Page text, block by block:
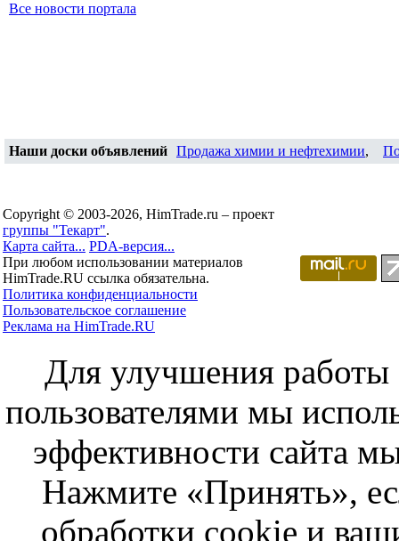
Все новости портала
Наши доски объявлений Продажа химии и нефтехимии,
Copyright © 2003-2026, HimTrade.ru – проект
группы "Текарт".
Карта сайта... PDA-версия...
При любом использовании материалов
HimTrade.RU ссылка обязательна.
Политика конфиденциальности
Пользовательское соглашение
Реклама на HimTrade.RU
Для улучшения работы
пользователями мы
эффективности сайта
Нажмите «Принять»,
обработки cookie и